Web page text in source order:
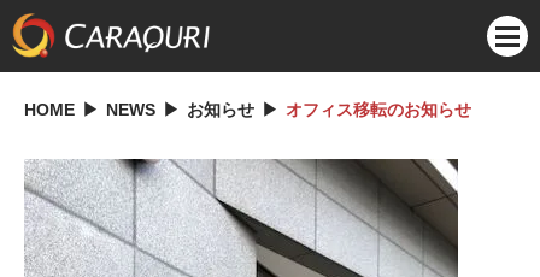
HOME NEWS お知らせ オフィス移転のお知らせ